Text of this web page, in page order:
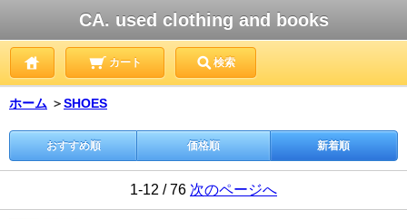
CA. used clothing and books
カート 検索
ホーム ＞SHOES
おすすめ順 価格順 新着順
1-12 / 76 次のページへ